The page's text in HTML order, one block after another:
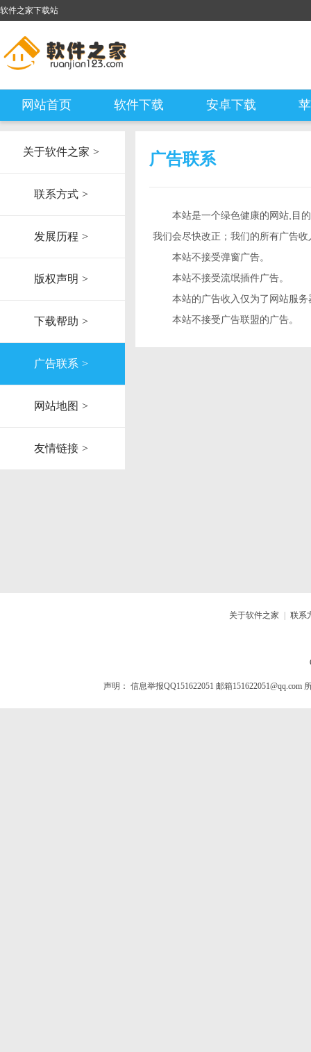
软件之家下载站
网站首页 软件下载 安卓下载
关于软件之家 >
联系方式 >
发展历程 >
版权声明 >
下载帮助 >
广告联系 >
网站地图 >
友情链接 >
广告联系
本站是一个绿色健康的网站,目
我们会尽快改正；我们的所有广告
本站不接受弹窗广告。
本站不接受流氓插件广告。
本站的广告收入仅为了网站服
本站不接受广告联盟的广告。
关于软件之家 联系
声明： 信息举报QQ151622051 邮箱151622051@qq.com